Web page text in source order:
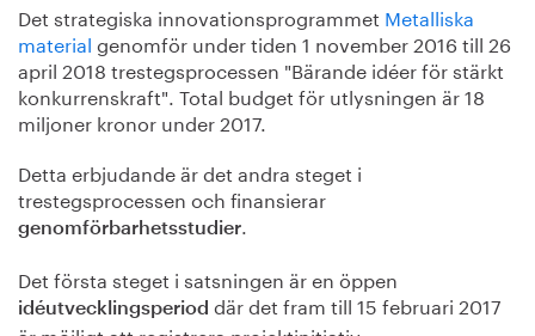
Om oss
Det strategiska innovationsprogrammet Metalliska
material genomför under tiden 1 november 2016 till 26
april 2018 trestegsprocessen "Bärande idéer för stärkt
konkurrenskraft". Total budget för utlysningen är 18
miljoner kronor under 2017.
Detta erbjudande är det andra steget i
trestegsprocessen och finansierar
genomförbarhetsstudier.
Det första steget i satsningen är en öppen
idéutvecklingsperiod där det fram till 15 februari 2017